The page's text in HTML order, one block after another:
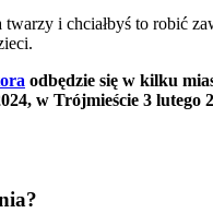
i chciałbyś to robić
odbędzie się w kilku
w Trójmieście 3